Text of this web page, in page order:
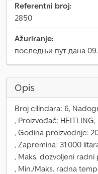
Referentni broj:
2850
Ažuriranje:
последњи пут дана
Opis
Broj cilindara: 6,
, Proizvođač:
, Godina proizvodnje:
, Zapremina: 31.000
, Maks. dozvoljeni radni
, Min./Maks. radna